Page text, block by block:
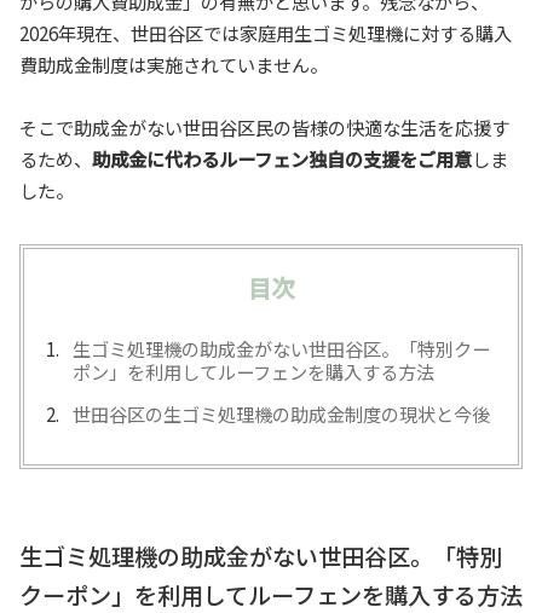
2026年現在、世田谷区では家庭用生ゴミ処理機に対する購入
費助成金制度は実施されていません。
そこで助成金がない世田谷区民の皆様の快適な生活を応援す
るため、 助成金に代わるルーフェン独自の支援をご用意しま
した。
目次
生ゴミ処理機の助成金がない世田谷区。「特別クー
ポン」を利用してルーフェンを購入する方法
世田谷区の生ゴミ処理機の助成金制度の現状と今後
生ゴミ処理機の助成金がない世田谷区。「特別
クーポン」を利用してルーフェンを購入する方法